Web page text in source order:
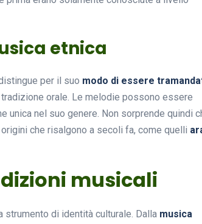
etnica
per il suo modo di essere
orale. Le melodie possono essere
unica nel suo genere. Non sorprende quindi
che risalgono a secoli fa, come quelli
musicali
strumento di identità culturale. Dalla musica
Musicoterapia: un
approccio
18 Febbraio 2025